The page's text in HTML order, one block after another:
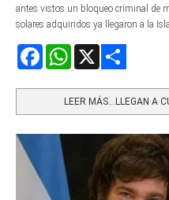
antes vistos un bloqueo criminal de
solares adquiridos ya llegaron a la
FacebookWhatsApp
LEER MÁS…LLEGAN A